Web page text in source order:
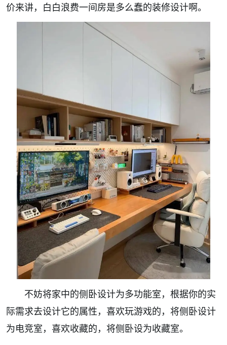
价来讲，白白浪费一间房是多么蠢的装修设计啊。
不妨将家中的侧卧设计为多功能室，根据你的实
际需求去设计它的属性，喜欢玩游戏的，将侧卧设计
为电竞室，喜欢收藏的，将侧卧设为收藏室。